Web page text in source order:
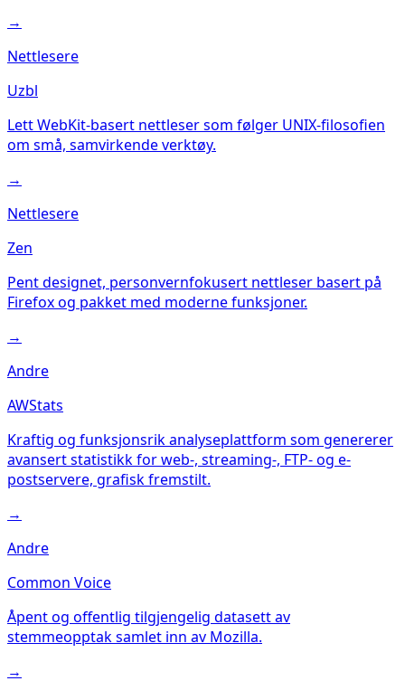
→
Nettlesere
Uzbl
Lett WebKit-basert nettleser som følger UNIX-filosofien
om små, samvirkende verktøy.
→
Nettlesere
Zen
Pent designet, personvernfokusert nettleser basert på
Firefox og pakket med moderne funksjoner.
→
Andre
AWStats
Kraftig og funksjonsrik analyseplattform som genererer
avansert statistikk for web-, streaming-, FTP- og e-
postservere, grafisk fremstilt.
→
Andre
Common Voice
Åpent og offentlig tilgjengelig datasett av
stemmeopptak samlet inn av Mozilla.
→